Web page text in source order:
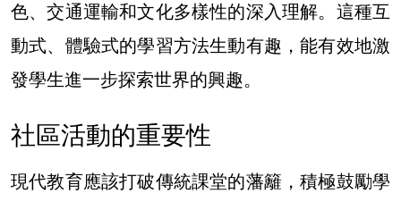
色、交通運輸和文化多樣性的深入理解。這種互
動式、體驗式的學習方法生動有趣，能有效地激
發學生進一步探索世界的興趣。
社區活動的重要性
現代教育應該打破傳統課堂的藩籬，積極鼓勵學